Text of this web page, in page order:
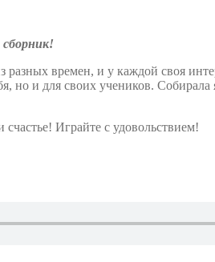
времен, и у каждой своя
но и для своих учеников.
Играйте с удовольствием!